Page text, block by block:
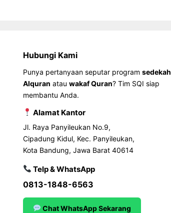
Hubungi Kami
Punya pertanyaan seputar program sedekah
Alquran atau wakaf Quran? Tim SQI siap
membantu Anda.
Alamat Kantor
Jl. Raya Panyileukan No.9,
Cipadung Kidul, Kec. Panyileukan,
Kota Bandung, Jawa Barat 40614
Telp & WhatsApp
0813-1848-6563
Chat WhatsApp Sekarang